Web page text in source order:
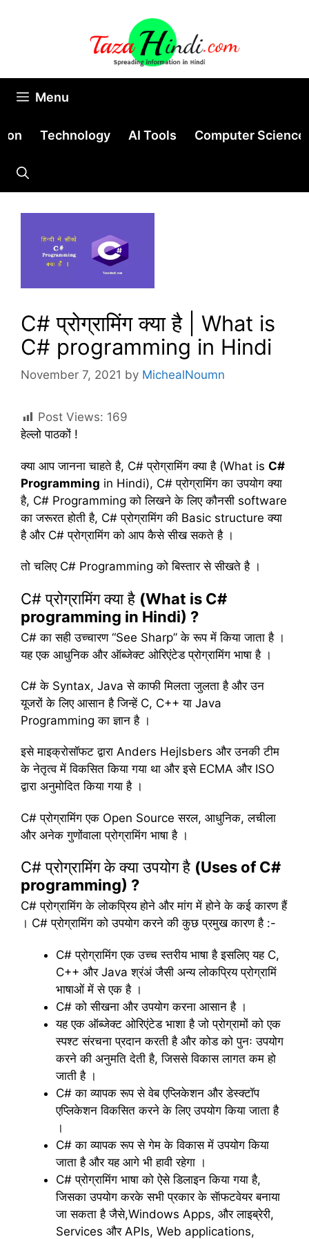
Menu
Technology AI Tools Computer Science
C# प्रोग्रामिंग क्या है | What is
C# programming in Hindi
November 7, 2021 by MichealNoumn
Post Views: 169
हेल्लो पाठकों !
क्या आप जानना चाहते है, C# प्रोग्रामिंग क्या है (What is C#
Programming in Hindi), C# प्रोग्रामिंग का उपयोग क्या
है, C# Programming को लिखने के लिए कौनसी software
का जरूरत होती है, C# प्रोग्रामिंग की Basic structure क्या
है और C# प्रोग्रामिंग को आप कैसे सीख सकते है ।
तो चलिए C# Programming को बिस्तार से सीखते है ।
C# प्रोग्रामिंग क्या है (What is C#
programming in Hindi) ?
C# का सही उच्चारण “See Sharp” के रूप में किया जाता है ।
यह एक आधुनिक और ऑब्जेक्ट ओरिएंटेड प्रोग्रामिंग भाषा है ।
C# के Syntax, Java से काफी मिलता जुलता है और उन
यूजरों के लिए आसान है जिन्हें C, C++ या Java
Programming का ज्ञान है ।
इसे माइक्रोसॉफट द्वारा Anders Hejlsbers और उनकी टीम
के नेतृत्व में विकसित किया गया था और इसे ECMA और ISO
द्वारा अनुमोदित किया गया है ।
C# प्रोग्रामिंग एक Open Source सरल, आधुनिक, लचीला
और अनेक गुणोंवाला प्रोग्रामिंग भाषा है ।
C# प्रोग्रामिंग के क्या उपयोग है (Uses of C#
programming) ?
C# प्रोग्रामिंग के लोकप्रिय होने और मांग में होने के कई कारण हैं
। C# प्रोग्रामिंग को उपयोग करने की कुछ प्रमुख कारण है :-
C# प्रोग्रामिंग एक उच्च स्तरीय भाषा है इसलिए यह C,
C++ और Java श्रंअं जैसी अन्य लोकप्रिय प्रोग्रामिं
भाषाओं में से एक है ।
C# को सीखना और उपयोग करना आसान है ।
यह एक ऑब्जेक्ट ओरिएंटेड भाशा है जो प्रोग्रामों को एक
स्पश्ट संरचना प्रदान करती है और कोड को पुनः उपयोग
करने की अनुमति देती है, जिससे विकास लागत कम हो
जाती है ।
C# का व्यापक रूप से वेब एप्लिकेशन और डेस्क्टॉप
एप्लिकेशन विकसित करने के लिए उपयोग किया जाता है
।
C# का व्यापक रूप से गेम के विकास में उपयोग किया
जाता है और यह आगे भी हावी रहेगा ।
C# प्रोग्रामिंग भाषा को ऐसे डिलाइन किया गया है,
जिसका उपयोग करके सभी प्रकार के सॅाफटवेयर बनाया
जा सकता है जैसे,Windows Apps, और लाइब्रेरी,
Services और APIs, Web applications,